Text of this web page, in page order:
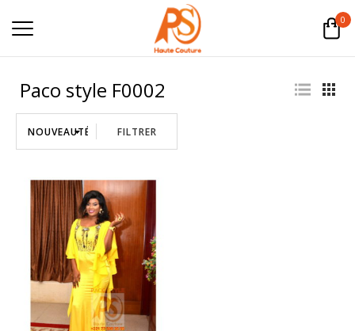
0
Paco style F0002
FILTRER